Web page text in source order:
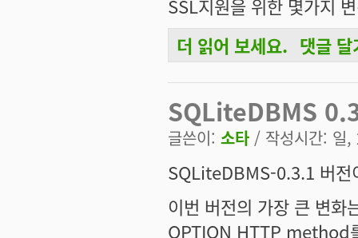
SSL지원을 위한 몇가지
SQLiteDBMS 0.4.0 릴리즈에 대해서
더 읽어 보세요. 댓글 달
SQLiteDBMS
글쓴이: 소타 / 작성시간: 일
SQLiteDBMS-0.3.1 버전
이번 버전의 가장 큰 변
OPTION HTTP method